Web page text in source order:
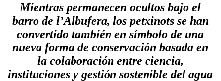
Mientras permanecen ocultos bajo el
barro de l’Albufera, los petxinots se han
convertido también en símbolo de una
nueva forma de conservación basada en
la colaboración entre ciencia,
instituciones y gestión sostenible del agua